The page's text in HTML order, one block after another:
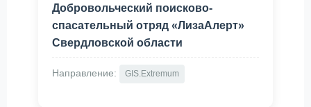
Добровольческий поисково-
спасательный отряд «ЛизаАлерт»
Свердловской области
Направление: GIS.Extremum